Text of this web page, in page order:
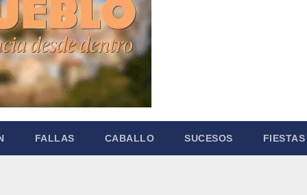
FALLAS CABALLO SUCESOS FIESTAS